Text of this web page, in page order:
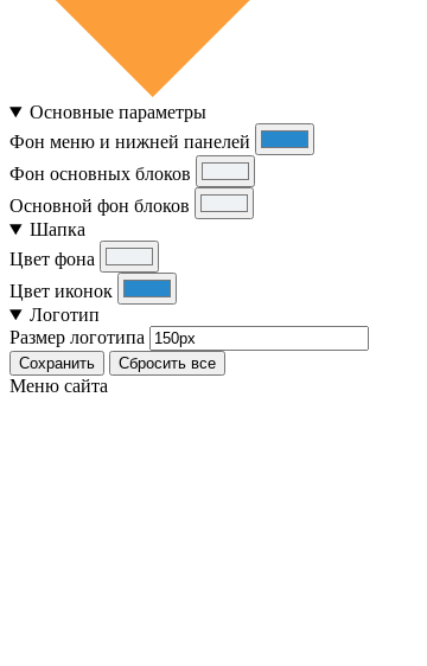
Основные параметры
Фон меню и нижней панелей
Фон основных блоков
Основной фон блоков
Шапка
Цвет фона
Цвет иконок
Логотип
Размер логотипа
Сохранить Сбросить все
Меню сайта